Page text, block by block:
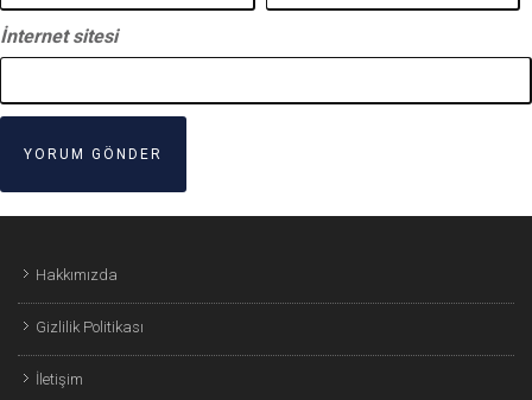
İnternet sitesi
Hakkımızda
Gizlilik Politikası
İletişim